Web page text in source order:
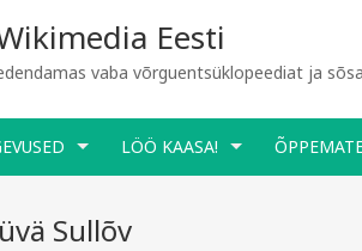
Eesti
vaba võrguentsüklopeediat ja
LÖÖ KAASA!
Sullõv